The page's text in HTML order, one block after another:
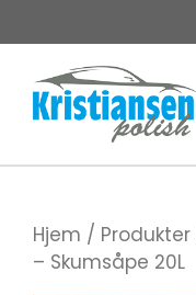
til
innhold
Hjem / Produkter
– Skumsåpe 20L